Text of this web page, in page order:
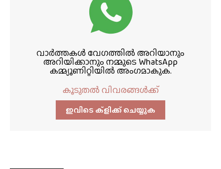
വാർത്തകൾ വേഗത്തിൽ അറിയാനും
അറിയിക്കാനും നമ്മുടെ WhatsApp
കമ്മ്യൂണിറ്റിയിൽ അംഗമാകുക.
കൂടുതൽ വിവരങ്ങൾക്ക്
ഇവിടെ ക്ളിക്ക്‌ ചെയ്യുക